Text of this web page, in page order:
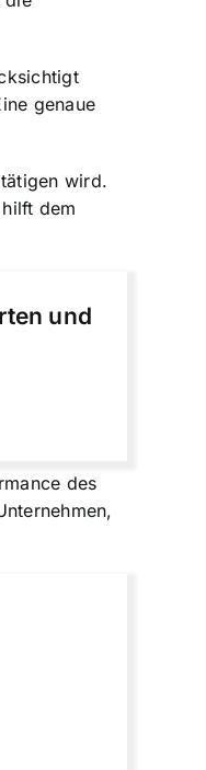
genaue
wird.
dem
und
des